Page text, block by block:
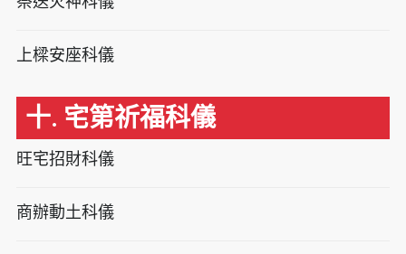
上樑安座科儀
十. 宅第祈福科儀
旺宅招財科儀
商辦動土科儀